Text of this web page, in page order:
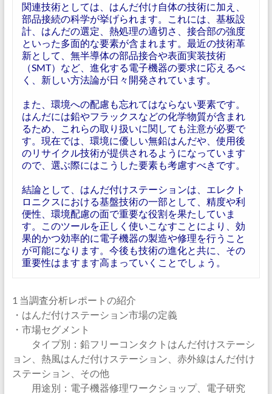
関連技術としては、はんだ付け自体の技術に加え、
部品接続の科学が挙げられます。これには、基板設
計、はんだの選定、熱処理の適切さ、接合部の強度
といった多面的な要素が含まれます。最近の技術革
新として、無半導体の部品接合や表面実装技術
（SMT）など、進化する電子機器の要求に応えるべ
く、新しい方法論が日々開発されています。
また、環境への配慮も忘れてはならない要素です。
はんだには鉛やフラックスなどの化学物質が含まれ
るため、これらの取り扱いに関しても注意が必要で
す。現在では、環境に優しい無鉛はんだや、使用後
のリサイクル技術が提供されるようになっています
ので、選ぶ際にはこうした要素も考慮すべきです。
結論として、はんだ付けステーションは、エレクト
ロニクスにおける基盤技術の一部として、精度や利
便性、環境配慮の面で重要な役割を果たしていま
す。このツールを正しく使いこなすことにより、効
果的かつ効率的に電子機器の製造や修理を行うこと
が可能になります。今後も技術の進化と共に、その
重要性はますます高まっていくことでしょう。
1 当調査分析レポートの紹介
・はんだ付けステーション市場の定義
・市場セグメント
タイプ別：鉛フリーコンタクトはんだ付けステーシ
ョン、熱風はんだ付けステーション、赤外線はんだ付け
ステーション、その他
用途別：電子機器修理ワークショップ、電子研究